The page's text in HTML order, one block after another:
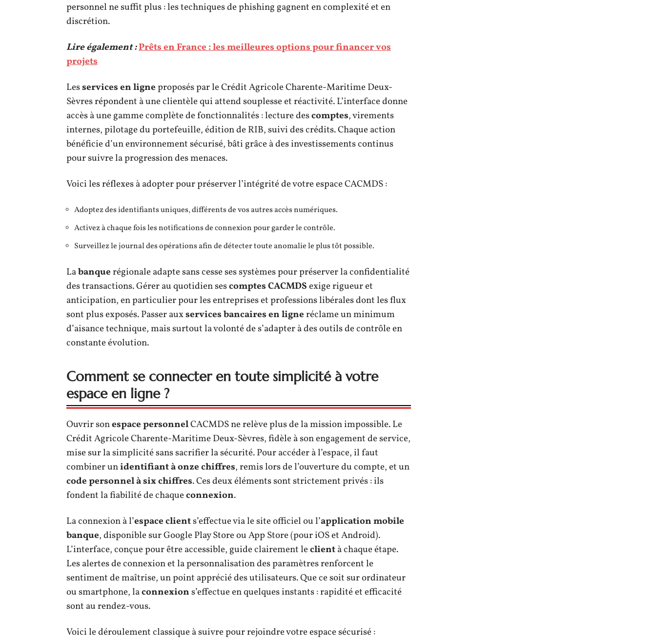
personnel ne suffit plus : les techniques de phishing gagnent en complexité et en
discrétion.
Lire également :Prêts en France : les meilleures options pour financer vos
projets
Lesservices en ligneproposés par le Crédit Agricole Charente-Maritime Deux-
Sèvres répondent à une clientèle qui attend souplesse et réactivité. L’interface donne
accès à une gamme complète de fonctionnalités : lecture descomptes, virements
internes, pilotage du portefeuille, édition de RIB, suivi des crédits. Chaque action
bénéficie d’un environnement sécurisé, bâti grâce à des investissements continus
pour suivre la progression des menaces.
Voici les réflexes à adopter pour préserver l’intégrité de votre espace CACMDS :
Adoptez des identifiants uniques, différents de vos autres accès numériques.
Activez à chaque fois les notifications de connexion pour garder le contrôle.
Surveillez le journal des opérations afin de détecter toute anomalie le plus tôt possible.
Labanquerégionale adapte sans cesse ses systèmes pour préserver la confidentialité
des transactions. Gérer au quotidien sescomptes CACMDSexige rigueur et
anticipation, en particulier pour les entreprises et professions libérales dont les flux
sont plus exposés. Passer auxservices bancaires en ligneréclame un minimum
d’aisance technique, mais surtout la volonté de s’adapter à des outils de contrôle en
constante évolution.
Comment se connecter en toute simplicité à votre
espace en ligne ?
Ouvrir sonespace personnelCACMDS ne relève plus de la mission impossible. Le
Crédit Agricole Charente-Maritime Deux-Sèvres, fidèle à son engagement de service,
mise sur la simplicité sans sacrifier la sécurité. Pour accéder à l’espace, il faut
combiner unidentifiant à onze chiffres, remis lors de l’ouverture du compte, et un
code personnel à six chiffres. Ces deux éléments sont strictement privés : ils
fondent la fiabilité de chaqueconnexion.
La connexion à l’espace clients’effectue via le site officiel ou l’application mobile
banque, disponible sur Google Play Store ou App Store (pour iOS et Android).
L’interface, conçue pour être accessible, guide clairement leclientà chaque étape.
Les alertes de connexion et la personnalisation des paramètres renforcent le
sentiment de maîtrise, un point apprécié des utilisateurs. Que ce soit sur ordinateur
ou smartphone, laconnexions’effectue en quelques instants : rapidité et efficacité
sont au rendez-vous.
Voici le déroulement classique à suivre pour rejoindre votre espace sécurisé :